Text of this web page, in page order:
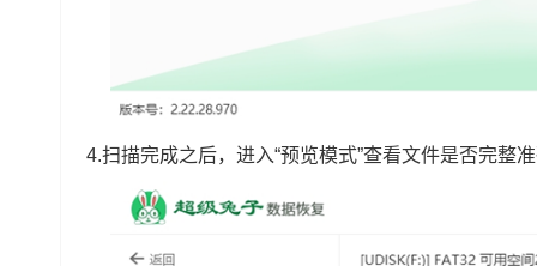
4.扫描完成之后，进入“预览模式”查看文件是否完整